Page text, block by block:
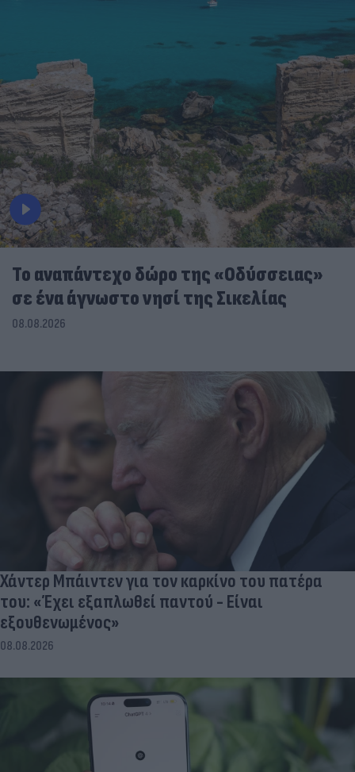
To αναπάντεχο δώρο της «Οδύσσειας»
σε ένα άγνωστο νησί της Σικελίας
08.08.2026
Χάντερ Μπάιντεν για τον καρκίνο του πατέρα
του: «Έχει εξαπλωθεί παντού - Είναι
εξουθενωμένος»
08.08.2026